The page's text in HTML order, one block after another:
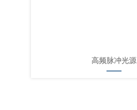
高频脉冲光源